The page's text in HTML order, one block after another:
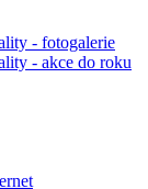
- fotogalerie
- akce do roku